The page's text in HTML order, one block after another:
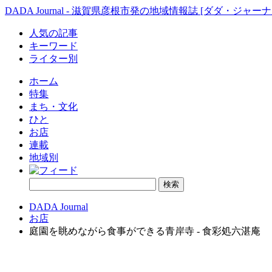
DADA Journal - 滋賀県彦根市発の地域情報誌 [ダダ・ジャー
人気の記事
キーワード
ライター別
ホーム
特集
まち・文化
ひと
お店
連載
地域別
DADA Journal
お店
庭園を眺めながら食事ができる青岸寺 - 食彩処六湛庵